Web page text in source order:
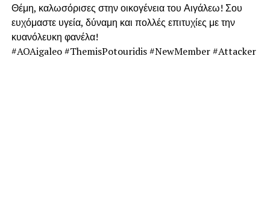
Θέμη, καλωσόρισες στην οικογένεια του Αιγάλεω! Σου
ευχόμαστε υγεία, δύναμη και πολλές επιτυχίες με την
κυανόλευκη φανέλα!
#AOAigaleo #ThemisPotouridis #NewMember #Attacker